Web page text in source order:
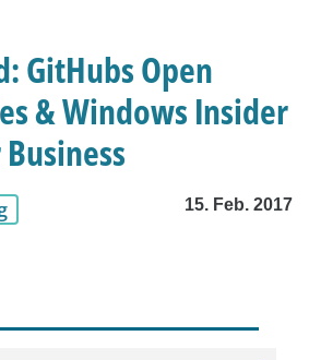
GitHubs Open
& Windows Insider
15. Feb. 2017